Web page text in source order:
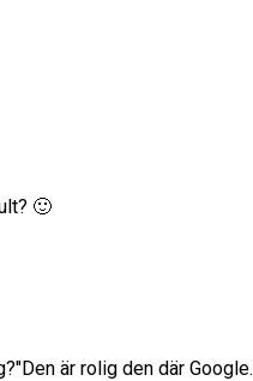
🙂
är rolig den där Google.